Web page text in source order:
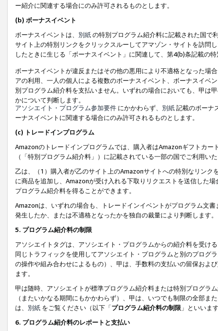
ー紹介に関連する場合にのみ許可されるものとします。
(b) ボーナスイベント
ボーナスイベントは、 別紙の特別プログラム紹介料に記載された国で
サイト上の特別リンクをクリックスルーしてアマゾン・サイトを訪問
したときに生じる「ボーナスイベント」に関連して、第4(b)条記載の
ボーナスイベントが違反またはその他の悪用により不適格となった場
アの利用、一人の個人による複数のボーナスイベント、ボーナスイベ
別プログラム紹介料を支払いません。いずれの場合においても、甲は
かについて判断します。
アソシエイト・プログラム参加要件 にかかわらず、 別紙記載のボーナ
ーナスイベントに関連する場合にのみ許可されるものとします。
(c) トレードインプログラム
Amazonのトレードインプログラムでは、購入者はAmazonギフトカ
（「特別プログラム紹介料」）に記載されている一部の国でご利用い
乙は、（1）購入者が乙のサイト上のAmazonサイトへの特別なリン
に商品を追加し、Amazonが受け入れる下取りリクエストを送信した
プログラム紹介料を得ることができます。
Amazonは、いずれの場合も、トレードインイベントがプログラム文
発生したか、または不適格となったかを独自の裁量により判断します。
5. プログラム紹介料の制限
アソシエイトタグは、アソシエイト・プログラムからの紹介料を受け
同じトラフィックを使用してアソシエイト・プログラムと別のプログ
の操作や組み合わせによるもの）、甲は、手数料の支払いの留保およ
ます。
甲は随時、アソシエイトが標準プログラム紹介料または特別プログラ
（またいかなる期間にもかかわらず）、甲は、いつでも制限の全部
は、 別紙 をご覧ください（以下「プログラム紹介料の制限 」といいま
6. プログラム紹介料のレポートと支払い